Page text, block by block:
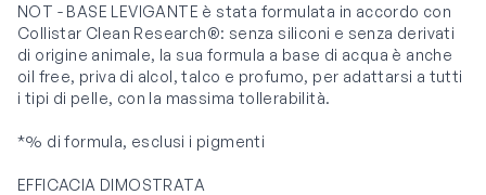
NOT - BASE LEVIGANTE è stata formulata in accordo con
Collistar Clean Research®: senza siliconi e senza derivati
di origine animale, la sua formula a base di acqua è anche
oil free, priva di alcol, talco e profumo, per adattarsi a tutti
i tipi di pelle, con la massima tollerabilità.
*% di formula, esclusi i pigmenti
EFFICACIA DIMOSTRATA